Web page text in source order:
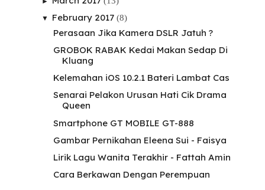
▼ February 2017 (8)
Perasaan Jika Kamera DSLR Jatuh ?
GROBOK RABAK Kedai Makan Sedap Di
Kluang
Kelemahan iOS 10.2.1 Bateri Lambat Cas
Senarai Pelakon Urusan Hati Cik Drama
Queen
Smartphone GT MOBILE GT-888
Gambar Pernikahan Eleena Sui - Faisya
Lirik Lagu Wanita Terakhir - Fattah Amin
Cara Berkawan Dengan Perempuan